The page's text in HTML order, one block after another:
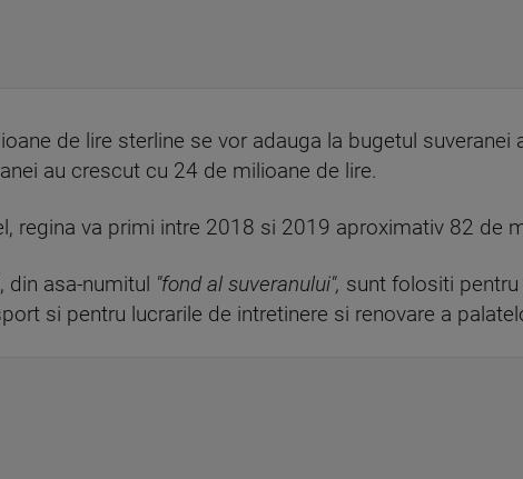
de lire sterline se vor adauga la bugetul
au crescut cu 24 de milioane de lire.
regina va primi intre 2018 si 2019 aproximativ 82 de
din asa-numitul "fond al suveranului", sunt folositi pentru
si pentru lucrarile de intretinere si renovare a